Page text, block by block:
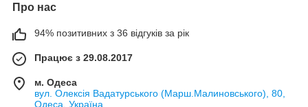
Про нас
94% позитивних з 36 відгуків за рік
Працює з 29.08.2017
м. Одеса
вул. Олексія Вадатурського (Марш.Малиновського), 80,
Одеса, Україна